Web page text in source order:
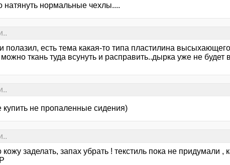
натянуть нормальные чехлы....
полазил, есть тема какая-то типа пластилина
ткань туда всунуть и расправить..дырка уже не будет
купить не пропаленные сидения)
заделать, запах убрать ! текстиль пока не придумали ,